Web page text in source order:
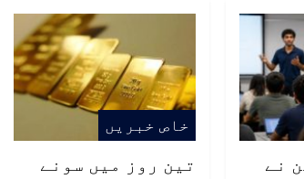
نے
خاص خبریں
تین روز میں سونے